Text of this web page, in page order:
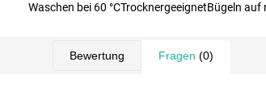
Waschen bei 60 °CTrocknergeeignetBügeln auf
Bewertung Fragen (0)